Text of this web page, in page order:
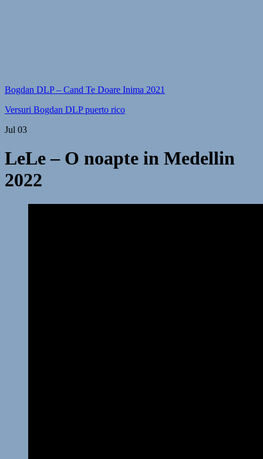
Bogdan DLP – Cand Te Doare Inima 2021
Versuri Bogdan DLP puerto rico
Jul 03
LeLe – O noapte in Medellin
2022